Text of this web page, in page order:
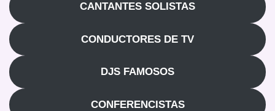
CANTANTES SOLISTAS
CONDUCTORES DE TV
DJS FAMOSOS
CONFERENCISTAS